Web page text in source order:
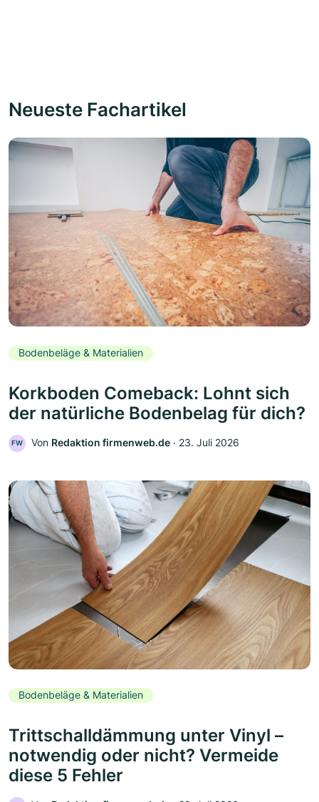
Neueste Fachartikel
Bodenbeläge & Materialien
Korkboden Comeback: Lohnt sich
der natürliche Bodenbelag für dich?
FW Von Redaktion firmenweb.de ‧ 23. Juli 2026
Bodenbeläge & Materialien
Trittschalldämmung unter Vinyl –
notwendig oder nicht? Vermeide
diese 5 Fehler